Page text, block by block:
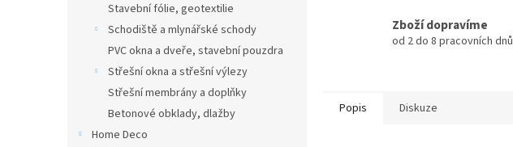
Stavební fólie, geotextilie
Schodiště a mlynářské schody
PVC okna a dveře, stavební pouzdra
Střešní okna a střešní výlezy
Střešní membrány a doplňky
Betonové obklady, dlažby
Home Deco
Zboží dopravíme
od 2 do 8 pracovních dnů
Popis Diskuze